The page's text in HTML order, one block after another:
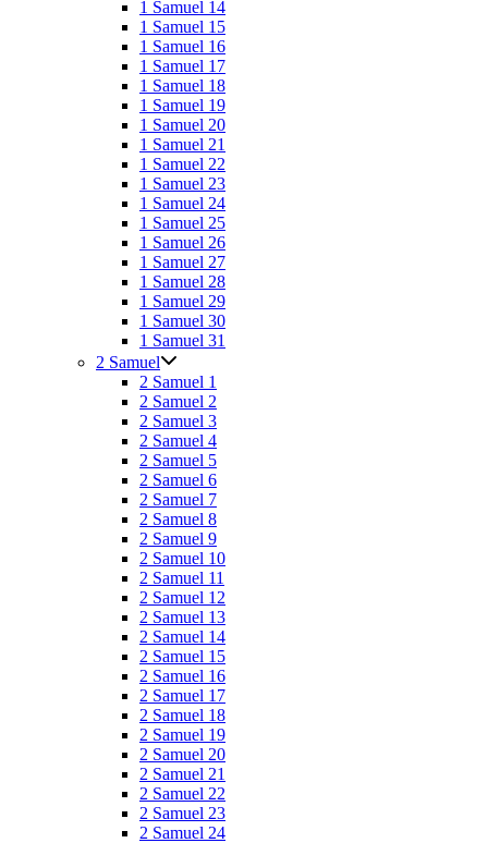
1 Samuel 14
1 Samuel 15
1 Samuel 16
1 Samuel 17
1 Samuel 18
1 Samuel 19
1 Samuel 20
1 Samuel 21
1 Samuel 22
1 Samuel 23
1 Samuel 24
1 Samuel 25
1 Samuel 26
1 Samuel 27
1 Samuel 28
1 Samuel 29
1 Samuel 30
1 Samuel 31
2 Samuel
2 Samuel 1
2 Samuel 2
2 Samuel 3
2 Samuel 4
2 Samuel 5
2 Samuel 6
2 Samuel 7
2 Samuel 8
2 Samuel 9
2 Samuel 10
2 Samuel 11
2 Samuel 12
2 Samuel 13
2 Samuel 14
2 Samuel 15
2 Samuel 16
2 Samuel 17
2 Samuel 18
2 Samuel 19
2 Samuel 20
2 Samuel 21
2 Samuel 22
2 Samuel 23
2 Samuel 24